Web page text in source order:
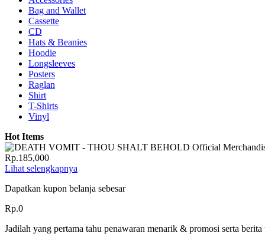
Bag and Wallet
Cassette
CD
Hats & Beanies
Hoodie
Longsleeves
Posters
Raglan
Shirt
T-Shirts
Vinyl
Hot Items
Rp.185,000
Lihat selengkapnya
Dapatkan kupon belanja sebesar
Rp.0
Jadilah yang pertama tahu penawaran menarik & promosi serta